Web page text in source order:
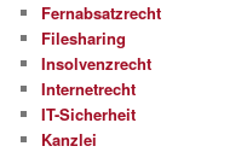
Fernabsatzrecht
Filesharing
Insolvenzrecht
Internetrecht
IT-Sicherheit
Kanzlei